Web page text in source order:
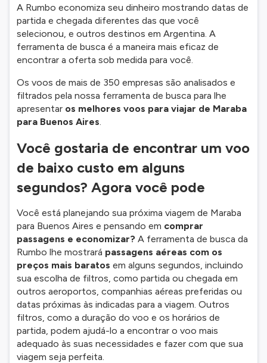
A Rumbo economiza seu dinheiro mostrando datas de
partida e chegada diferentes das que você
selecionou, e outros destinos em Argentina. A
ferramenta de busca é a maneira mais eficaz de
encontrar a oferta sob medida para você.
Os voos de mais de 350 empresas são analisados e
filtrados pela nossa ferramenta de busca para lhe
apresentar os melhores voos para viajar de Maraba
para Buenos Aires.
Você gostaria de encontrar um voo
de baixo custo em alguns
segundos? Agora você pode
Você está planejando sua próxima viagem de Maraba
para Buenos Aires e pensando em comprar
passagens e economizar? A ferramenta de busca da
Rumbo lhe mostrará passagens aéreas com os
preços mais baratos em alguns segundos, incluindo
sua escolha de filtros, como partida ou chegada em
outros aeroportos, companhias aéreas preferidas ou
datas próximas às indicadas para a viagem. Outros
filtros, como a duração do voo e os horários de
partida, podem ajudá-lo a encontrar o voo mais
adequado às suas necessidades e fazer com que sua
viagem seja perfeita.